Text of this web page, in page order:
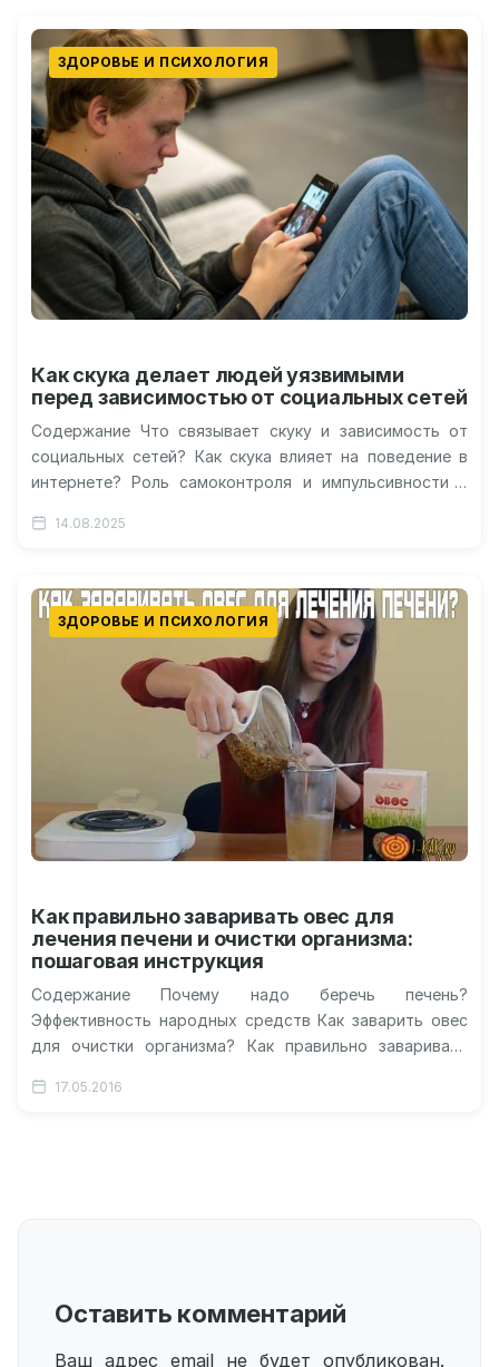
ЗДОРОВЬЕ И ПСИХОЛОГИЯ
Как скука делает людей уязвимыми
перед зависимостью от социальных сетей
Содержание Что связывает скуку и зависимость от
социальных сетей? Как скука влияет на поведение в
интернете? Роль самоконтроля и импульсивности в
14.08.2025
ЗДОРОВЬЕ И ПСИХОЛОГИЯ
Как правильно заваривать овес для
лечения печени и очистки организма:
пошаговая инструкция
Содержание Почему надо беречь печень?
Эффективность народных средств Как заварить овес
для очистки организма? Как правильно заваривать
17.05.2016
Оставить комментарий
Ваш адрес email не будет опубликован.